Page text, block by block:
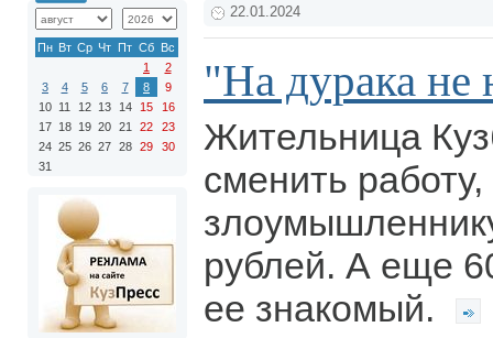
Пн Вт Ср Чт Пт Сб Вс
1
2
3
4 5 6 7 8
9
10 11 12 13 14 15
16
17 18 19 20 21 22
23
24 25 26 27 28 29
30
31
22.01.2024
"На дурака
Жительница
сменить
рублей. А еще
ее знакомый.